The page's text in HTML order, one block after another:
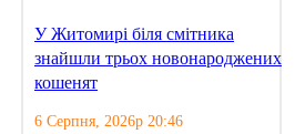
У Житомирі біля смітника
знайшли трьох новонароджених
кошенят
6 Серпня, 2026р 20:46